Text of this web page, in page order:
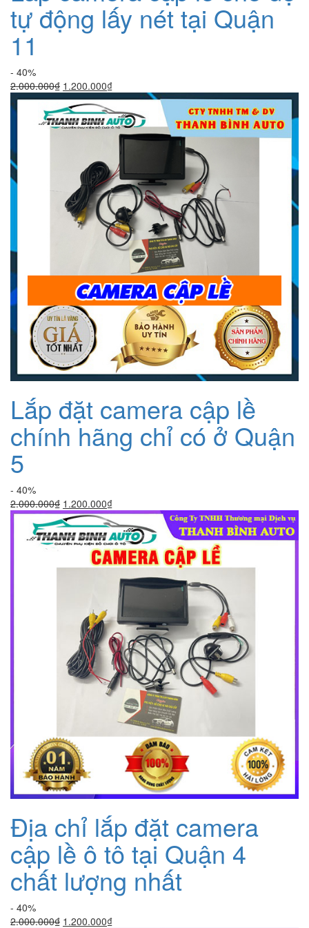
tự động lấy nét tại Quận
11
- 40%
2.000.000₫ Giá
gốc
là:
2.000.000₫.
1.200.000₫Giá
hiện
tại
là:
1.200.000₫.
Lắp đặt camera cập lề
chính hãng chỉ có ở Quận
5
- 40%
2.000.000₫ Giá
gốc
là:
2.000.000₫.
1.200.000₫Giá
hiện
tại
là:
1.200.000₫.
Địa chỉ lắp đặt camera
cập lề ô tô tại Quận 4
chất lượng nhất
- 40%
2.000.000₫ Giá
1.200.000₫Giá